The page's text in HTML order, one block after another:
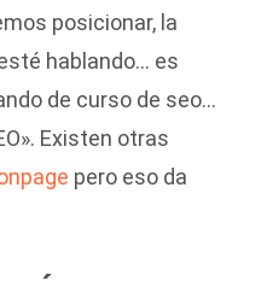
posicionar, la
hablando… es
de curso de seo…
Existen otras
pero eso da